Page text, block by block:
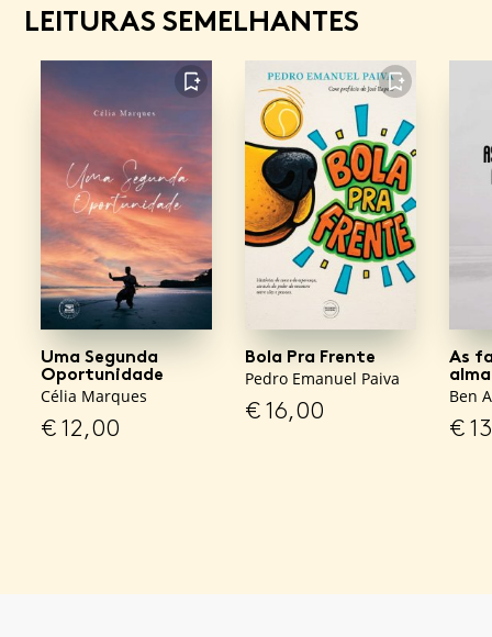
LEITURAS SEMELHANTES
FAVORITO
Uma Segunda
Oportunidade
Célia Marques
€12,00
FAVORITO
Bola Pra Frente
Pedro Emanuel Paiva
€16,00
As
Ben
€